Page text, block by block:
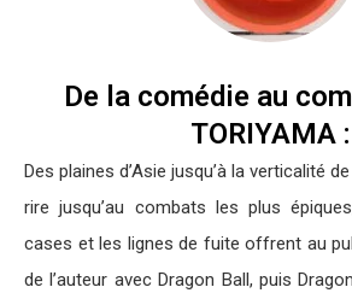
De la comédie au
TORIYAMA :
Des plaines d’Asie jusqu’à la verticalité
rire jusqu’au combats les plus
cases et les lignes de fuite offrent au
de l’auteur avec Dragon Ball, puis